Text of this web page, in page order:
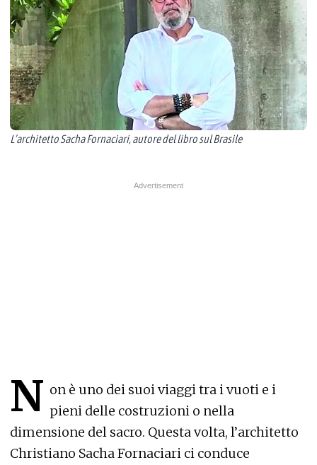
L’architetto Sacha Fornaciari, autore del libro sul Brasile
N on è uno dei suoi viaggi tra i vuoti e i
pieni delle costruzioni o nella
dimensione del sacro. Questa volta, l’architetto
Christiano Sacha Fornaciari ci conduce